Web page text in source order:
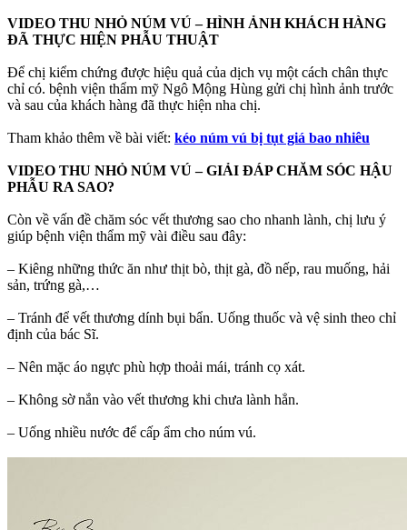
VIDEO THU NHỎ NÚM VÚ – HÌNH ẢNH KHÁCH HÀNG
ĐÃ THỰC HIỆN PHẪU THUẬT
Để chị kiểm chứng được hiệu quả của dịch vụ một cách chân thực
chỉ có. bệnh viện thẩm mỹ Ngô Mộng Hùng gửi chị hình ảnh trước
và sau của khách hàng đã thực hiện nha chị.
Tham khảo thêm về bài viết: kéo núm vú bị tụt giá bao nhiêu
VIDEO THU NHỎ NÚM VÚ – GIẢI ĐÁP CHĂM SÓC HẬU
PHẪU RA SAO?
Còn về vấn đề chăm sóc vết thương sao cho nhanh lành, chị lưu ý
giúp bệnh viện thẩm mỹ vài điều sau đây:
– Kiêng những thức ăn như thịt bò, thịt gà, đồ nếp, rau muống, hải
sản, trứng gà,…
– Tránh để vết thương dính bụi bẩn. Uống thuốc và vệ sinh theo chỉ
định của bác Sĩ.
– Nên mặc áo ngực phù hợp thoải mái, tránh cọ xát.
– Không sờ nắn vào vết thương khi chưa lành hẳn.
– Uống nhiều nước để cấp ẩm cho núm vú.